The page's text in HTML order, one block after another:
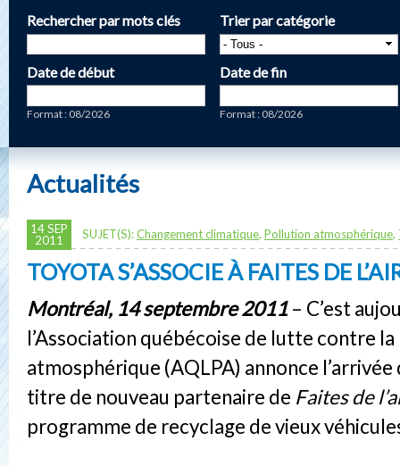
Rechercher par mots clés Trier par catégorie
Date de début
Format : 08/2026
Date de fin
Format : 08/2026
Actualités
14 SEP
2011
SUJET(S):Changement climatique, Pollution atmosphérique,
TOYOTA S’ASSOCIE À FAITES DE
Montréal, 14 septembre 2011 – C’est
l’Association québécoise de lutte contre
atmosphérique (AQLPA) annonce l’arrivée
titre de nouveau partenaire de Faites de
programme de recyclage de vieux